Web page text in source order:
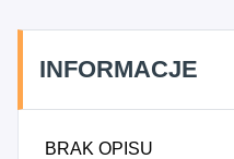
INFORMACJE
BRAK OPISU